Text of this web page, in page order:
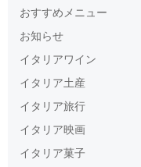
おすすめメニュー
お知らせ
イタリアワイン
イタリア土産
イタリア旅行
イタリア映画
イタリア菓子